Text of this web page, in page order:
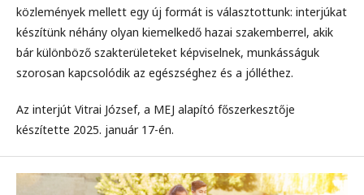
közlemények mellett egy új formát is választottunk: interjúkat
készítünk néhány olyan kiemelkedő hazai szakemberrel, akik
bár különböző szakterületeket képviselnek, munkásságuk
szorosan kapcsolódik az egészséghez és a jólléthez.
Az interjút Vitrai József, a MEJ alapító főszerkesztője
készítette 2025. január 17-én.